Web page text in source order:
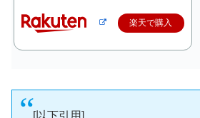
楽天で購入